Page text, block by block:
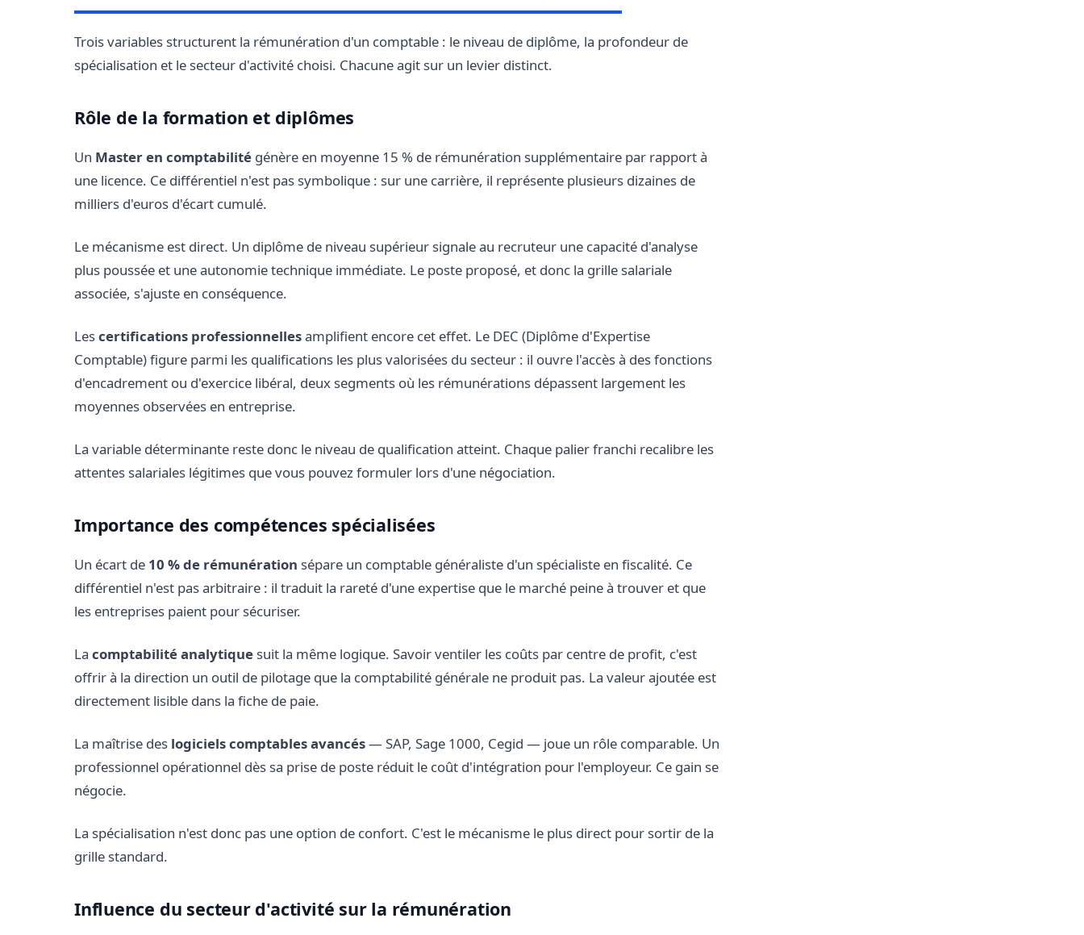
Trois variables structurent la rémunération d'un comptable : le niveau de diplôme, la profondeur de
spécialisation et le secteur d'activité choisi. Chacune agit sur un levier distinct.
Rôle de la formation et diplômes
Un Master en comptabilité génère en moyenne 15 % de rémunération supplémentaire par rapport à
une licence. Ce différentiel n'est pas symbolique : sur une carrière, il représente plusieurs dizaines de
milliers d'euros d'écart cumulé.
Le mécanisme est direct. Un diplôme de niveau supérieur signale au recruteur une capacité d'analyse
plus poussée et une autonomie technique immédiate. Le poste proposé, et donc la grille salariale
associée, s'ajuste en conséquence.
Lescertifications professionnellesamplifient encore cet effet. Le DEC (Diplôme d'Expertise
Comptable) figure parmi les qualifications les plus valorisées du secteur : il ouvre l'accès à des fonctions
d'encadrement ou d'exercice libéral, deux segments où les rémunérations dépassent largement les
moyennes observées en entreprise.
La variable déterminante reste donc le niveau de qualification atteint. Chaque palier franchi recalibre les
attentes salariales légitimes que vous pouvez formuler lors d'une négociation.
Importance des compétences spécialisées
Un écart de 10 % de rémunération sépare un comptable généraliste d'un spécialiste en fiscalité. Ce
différentiel n'est pas arbitraire : il traduit la rareté d'une expertise que le marché peine à trouver et que
les entreprises paient pour sécuriser.
La comptabilité analytique suit la même logique. Savoir ventiler les coûts par centre de profit, c'est
offrir à la direction un outil de pilotage que la comptabilité générale ne produit pas. La valeur ajoutée est
directement lisible dans la fiche de paie.
La maîtrise des logiciels comptables avancés— SAP, Sage 1000, Cegid — joue un rôle comparable. Un
professionnel opérationnel dès sa prise de poste réduit le coût d'intégration pour l'employeur. Ce gain se
négocie.
La spécialisation n'est donc pas une option de confort. C'est le mécanisme le plus direct pour sortir de la
grille standard.
Influence du secteur d'activité sur la rémunération